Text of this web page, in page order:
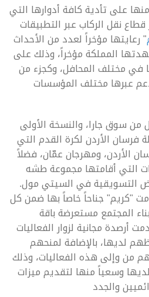
على تأدية كافة أدوارها التي
نقل الركاب عبر التطبيقات
مؤخراً لعدد من الأحداث
المملكة مؤخراً، وذلك على
في مختلف المحافل، وكجزء من
عبرها مختلف المؤسسات
سوق جارا، والنسخة الأولى
الأردن لكرة القدم التي
الأردن، ومهرجان عمّان، فضلاً
التي أقامتها مجموعة طشه
التسويقية في السيتي مول.
"كريم" جناحاً خاصاً بها ضمن كل
المجتمع مستعرضة باقة
أرصدة مجانية لزوار الفعاليات
لديها، بالإضافة لمنحهم
من وإلى هذه الفعاليات، وذلك
وسعياً منها لتقديم ميزات
والجدد